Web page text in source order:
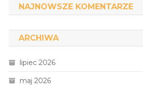
NAJNOWSZE KOMENTARZE
ARCHIWA
lipiec 2026
maj 2026